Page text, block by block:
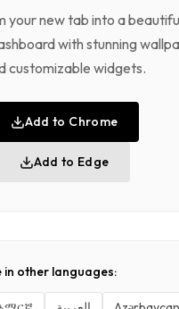
your new tab into a
with stunning
customizable widgets.
Add to Chrome
Add to Edge
in other languages: